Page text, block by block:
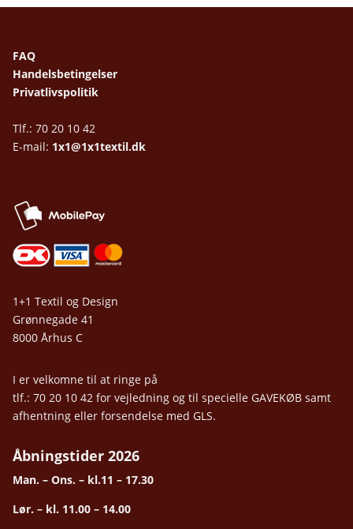
FAQ
Handelsbetingelser
Privatlivspolitik
Tlf.: 70 20 10 42
E-mail: 1x1@1x1textil.dk
1+1 Textil og Design
Grønnegade 41
8000 Århus C
I er velkomne til at ringe på
tlf.: 70 20 10 42 for vejledning og til specielle GAVEKØB samt
afhentning eller forsendelse med GLS.
Åbningstider 2026
Man. – Ons. – kl.11 – 17.30
Lør. – kl. 11.00 – 14.00